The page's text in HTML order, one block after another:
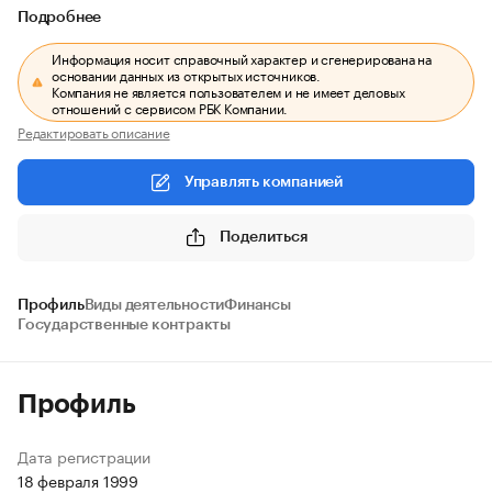
Подробнее
Информация носит справочный характер и сгенерирована на
основании данных из открытых источников.
Компания не является пользователем и не имеет деловых
отношений с сервисом РБК Компании.
Редактировать описание
Управлять компанией
Поделиться
ПрофильВиды деятельностиФинансы
Государственные контракты
Профиль
Дата регистрации
18 февраля 1999